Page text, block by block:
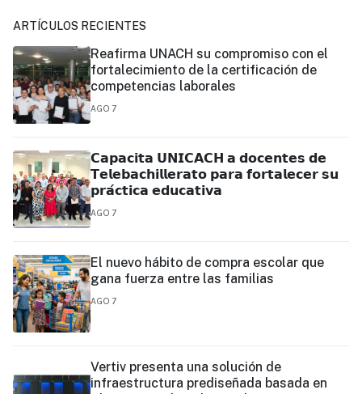
ARTÍCULOS RECIENTES
Reafirma UNACH su compromiso con el
fortalecimiento de la certificación de
competencias laborales
AGO 7
𝗖𝗮𝗽𝗮𝗰𝗶𝘁𝗮 𝗨𝗡𝗜𝗖𝗔𝗖𝗛 𝗮 𝗱𝗼𝗰𝗲𝗻𝘁𝗲𝘀 𝗱𝗲
𝗧𝗲𝗹𝗲𝗯𝗮𝗰𝗵𝗶𝗹𝗹𝗲𝗿𝗮𝘁𝗼 𝗽𝗮𝗿𝗮 𝗳𝗼𝗿𝘁𝗮𝗹𝗲𝗰𝗲𝗿 𝘀𝘂
𝗽𝗿𝗮́𝗰𝘁𝗶𝗰𝗮 𝗲𝗱𝘂𝗰𝗮𝘁𝗶𝘃𝗮
AGO 7
El nuevo hábito de compra escolar que
gana fuerza entre las familias
AGO 7
Vertiv presenta una solución de
infraestructura prediseñada basada en